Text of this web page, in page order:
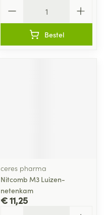
Bestel
ceres pharma
Nitcomb M3 Luizen-
netenkam
€ 11,25